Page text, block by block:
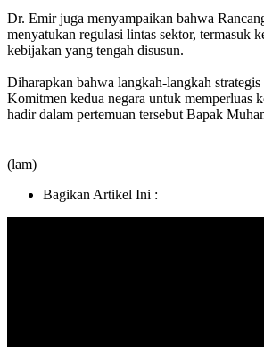
Dr. Emir juga menyampaikan bahwa
menyatukan regulasi lintas sektor, termasuk
kebijakan yang tengah disusun.
Diharapkan bahwa langkah-langkah
Komitmen kedua negara untuk memperluas
hadir dalam pertemuan tersebut Bapak
(lam)
Bagikan Artikel Ini :